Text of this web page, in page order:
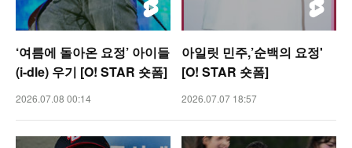
‘여름에 돌아온 요정’ 아이들
(i-dle) 우기 [O! STAR 숏폼]
2026.07.08 00:14
아일릿 민주,’순백의 요정'
[O! STAR 숏폼]
2026.07.07 18:57